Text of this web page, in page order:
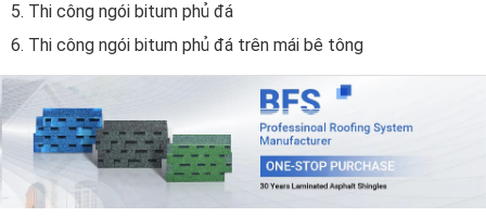
5. Thi công ngói bitum phủ đá
6. Thi công ngói bitum phủ đá trên mái bê tông